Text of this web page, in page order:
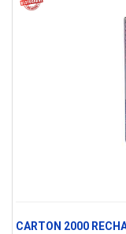
CARTON 2000